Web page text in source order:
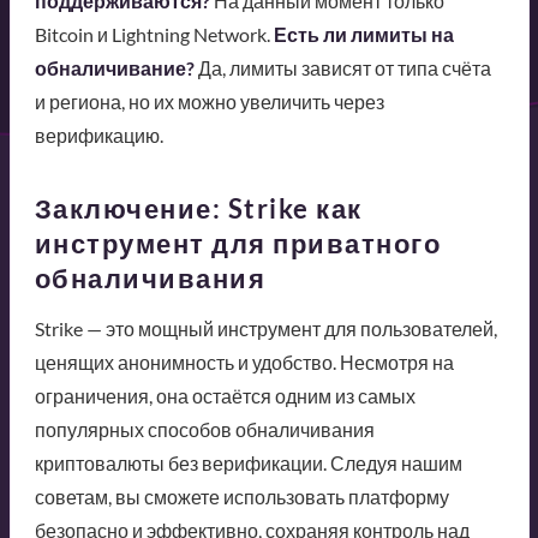
Bitcoin и Lightning Network. Есть ли лимиты на
обналичивание?Да, лимиты зависят от типа счёта
и региона, но их можно увеличить через
верификацию.
Заключение: Strike как
инструмент для приватного
обналичивания
Strike — это мощный инструмент для пользователей,
ценящих анонимность и удобство. Несмотря на
ограничения, она остаётся одним из самых
популярных способов обналичивания
криптовалюты без верификации. Следуя нашим
советам, вы сможете использовать платформу
безопасно и эффективно, сохраняя контроль над